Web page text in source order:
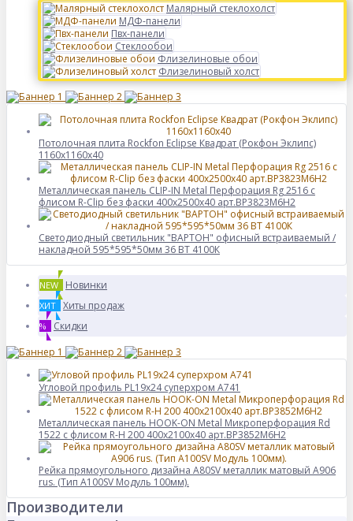
Малярный стеклохолст
МДФ-панели
Пвх-панели
Стеклообои
Флизелиновые обои
Флизелиновый холст
Потолочная плита Rockfon Eclipse Квадрат (Рокфон Эклипс)
1160x1160x40
Металлическая панель CLIP-IN Metal Перфорация Rg 2516 с
флисом R-Clip без фаски 400x2500x40 арт.BP3823M6H2
Светодиодный светильник "ВАРТОН" офисный встраиваемый /
накладной 595*595*50мм 36 ВТ 4100К
NEW Новинки
ХИТ Хиты продаж
% Скидки
Угловой профиль PL19x24 суперхром А741
Металлическая панель HOOK-ON Metal Микроперфорация Rd
1522 с флисом R-H 200 400x2100x40 арт.BP3852M6H2
Рейка прямоугольного дизайна A80SV металлик матовый А906
rus. (Тип A100SV Модуль 100мм).
Производители